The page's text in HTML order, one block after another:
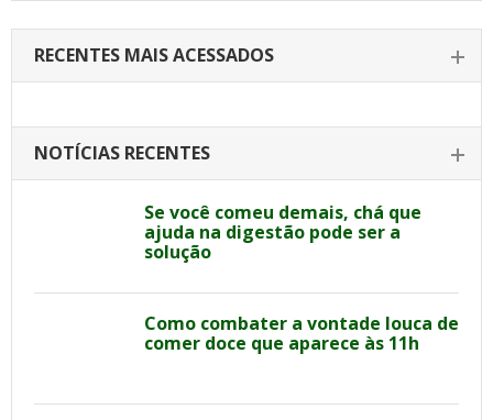
RECENTES MAIS ACESSADOS
NOTÍCIAS RECENTES
Se você comeu demais, chá que
ajuda na digestão pode ser a
solução
Como combater a vontade louca de
comer doce que aparece às 11h